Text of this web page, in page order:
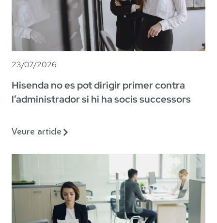
23/07/2026
Hisenda no es pot dirigir primer contra
l’administrador si hi ha socis successors
Veure article